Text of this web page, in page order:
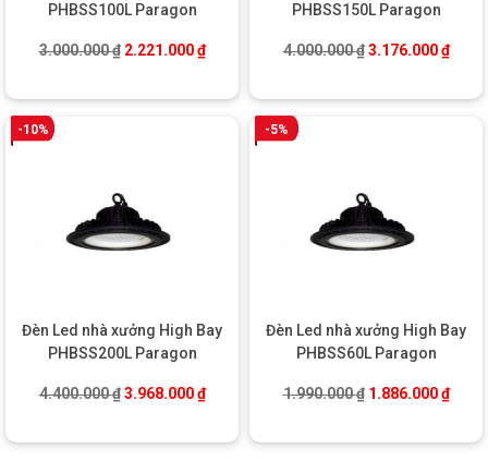
PHBSS100L Paragon
3.000.000₫ Giá gốc là: 3.000.000 ₫.
2.221.000₫Giá hiện tại là: 2.221.000 ₫.
PHBSS150L Paragon
4.000.000₫ Giá gốc là:
3.176.000₫Giá
-10%
Đèn Led nhà xưởng High Bay
PHBSS200L Paragon
4.400.000₫ Giá gốc là: 4.400.000 ₫.
3.968.000₫Giá hiện tại là: 3.968.000 ₫.
-5%
Đèn Led nhà xưởng High Bay
PHBSS60L Paragon
1.990.000₫ Giá gốc là:
1.886.000₫Giá